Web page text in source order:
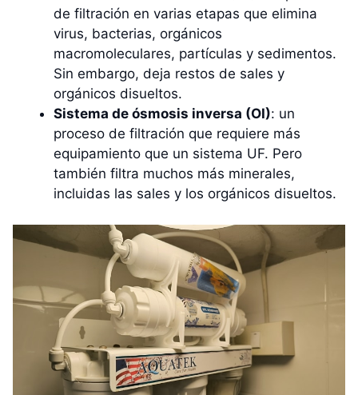
de filtración en varias etapas que elimina
virus, bacterias, orgánicos
macromoleculares, partículas y sedimentos.
Sin embargo, deja restos de sales y
orgánicos disueltos.
Sistema de ósmosis inversa (OI): un
proceso de filtración que requiere más
equipamiento que un sistema UF. Pero
también filtra muchos más minerales,
incluidas las sales y los orgánicos disueltos.